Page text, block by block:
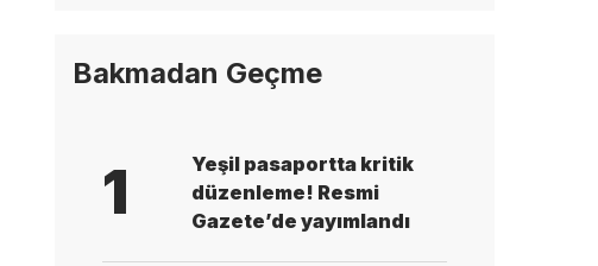
Bakmadan Geçme
1
Yeşil pasaportta kritik
düzenleme! Resmi
Gazete’de yayımlandı